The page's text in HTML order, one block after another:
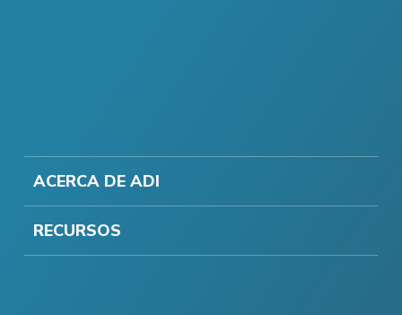
ACERCA DE ADI
RECURSOS